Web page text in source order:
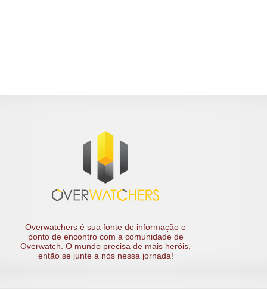
Overwatchers é sua fonte de informação e
ponto de encontro com a comunidade de
Overwatch. O mundo precisa de mais heróis,
então se junte a nós nessa jornada!